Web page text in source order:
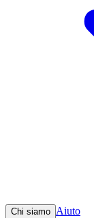
Chi siamo Aiuto